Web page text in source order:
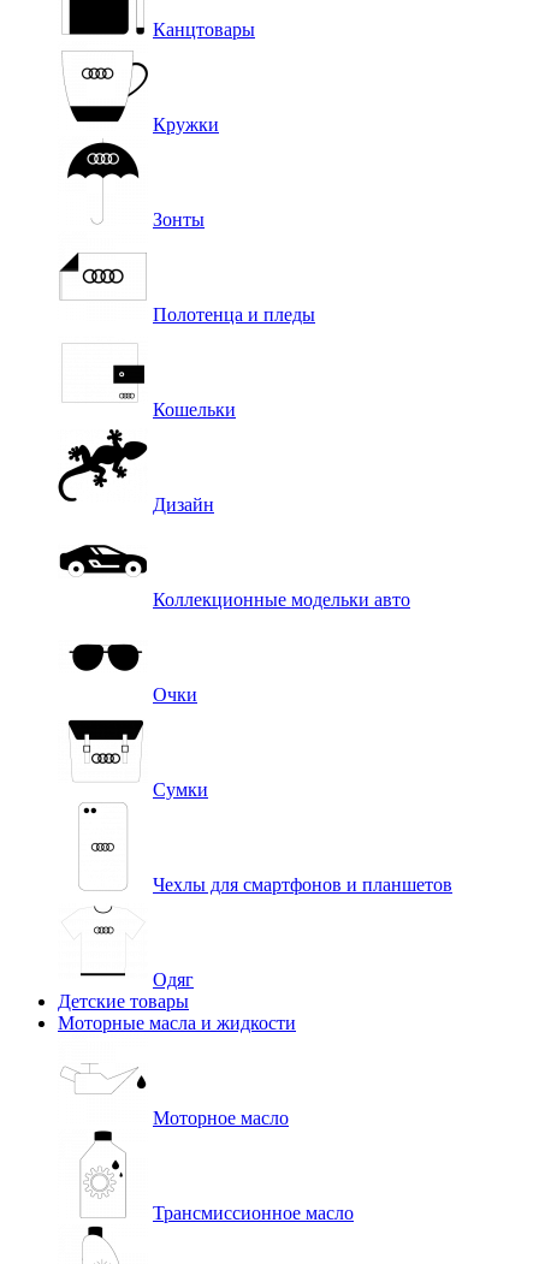
Канцтовары
Кружки
Зонты
Полотенца и пледы
Кошельки
Дизайн
Коллекционные модельки авто
Очки
Сумки
Чехлы для смартфонов и планшетов
Одяг
Детские товары
Моторные масла и жидкости
Моторное масло
Трансмиссионное масло